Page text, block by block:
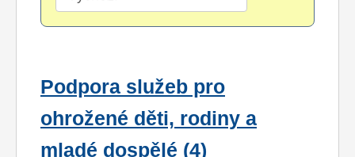
Podpora služeb pro
ohrožené děti, rodiny a
mladé dospělé (4)